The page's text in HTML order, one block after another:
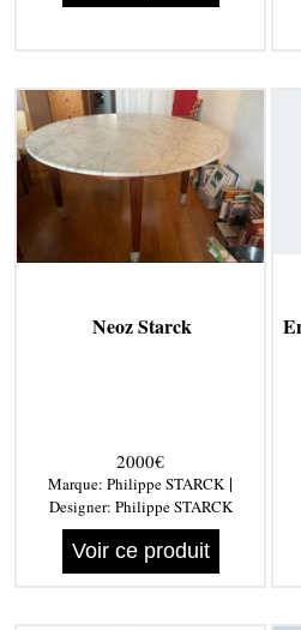
Neoz Starck
2000€
Marque: Philippe STARCK|
Designer: Philippe STARCK
Voir ce produit